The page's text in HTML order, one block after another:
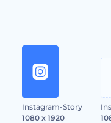
Instagram-Story
1080 x 1920